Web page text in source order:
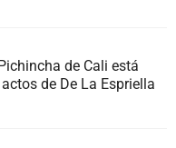
de Cali está
de De La Espriella